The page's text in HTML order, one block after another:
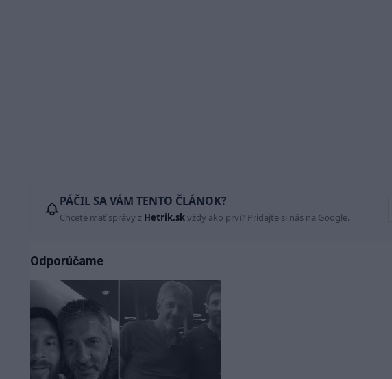
PÁČIL SA VÁM TENTO ČLÁNOK?
Chcete mať správy z Hetrik.skvždy ako prví? Pridajte si nás na Google.
Odporúčame